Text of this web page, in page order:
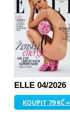
ELLE 04/2026
KOUPIT 79 KČ »